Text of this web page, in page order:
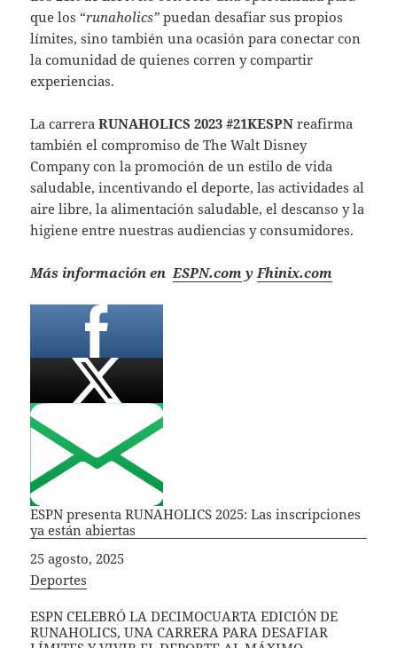
que los “runaholics” puedan desafiar sus propios
límites, sino también una ocasión para conectar con
la comunidad de quienes corren y compartir
experiencias.
La carreraRUNAHOLICS 2023 #21KESPNreafirma
también el compromiso de The Walt Disney
Company con la promoción de un estilo de vida
saludable, incentivando el deporte, las actividades al
aire libre, la alimentación saludable, el descanso y la
higiene entre nuestras audiencias y consumidores.
Más información en ESPN.com y Fhinix.com
ESPN presenta RUNAHOLICS 2025: Las inscripciones
ya están abiertas
Fecha
25 agosto, 2025
In relation to
Deportes
ESPN CELEBRÓ LA DECIMOCUARTA EDICIÓN DE
RUNAHOLICS, UNA CARRERA PARA DESAFIAR